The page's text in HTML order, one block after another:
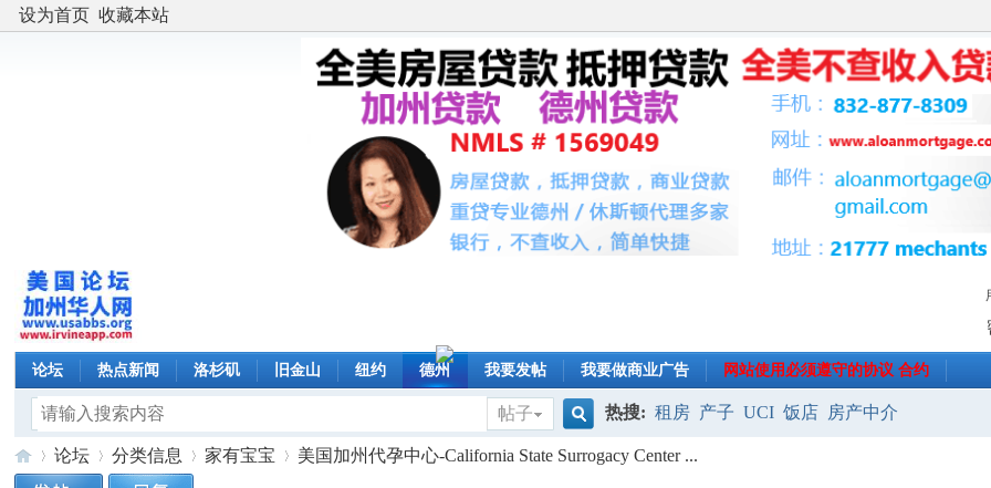
设为首页 收藏本站
论坛 热点新闻 洛杉矶 旧金山 纽约 德州 我要发帖 我要做商业广告 网站使用必须遵守的协议 合约
帖子
热搜: 租房 产子 UCI 饭店 房产中介
论坛 分类信息 家有宝宝 美国加州代孕中心-California State Surrogacy Center ...